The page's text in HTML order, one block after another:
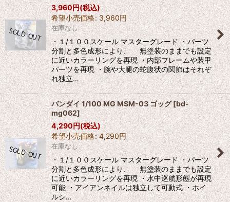
3,960円(税込)
希望小売価格: 3,960円
在庫なし
・１/１００スケール マスターグレード ・パーツ
分割と多色成形により、 無塗装のままでも設定
に近いカラーリングを再現 ・内部フレームや装甲
パーツを再現 ・腕や大腿の蛇腹状の関節はそれぞ
れ独立…
バンダイ 1/100 MG MSM-03 ゴッグ[bd-
mg062]
4,290円(税込)
希望小売価格: 4,290円
在庫なし
・１/１００スケール マスターグレード ・パーツ
分割と多色成形により、 無塗装のままでも設定
に近いカラーリングを再現 ・水中巡航形態が再現
可能 ・アイアンネイルは独立して可動式 ・ホイ
ルシ…